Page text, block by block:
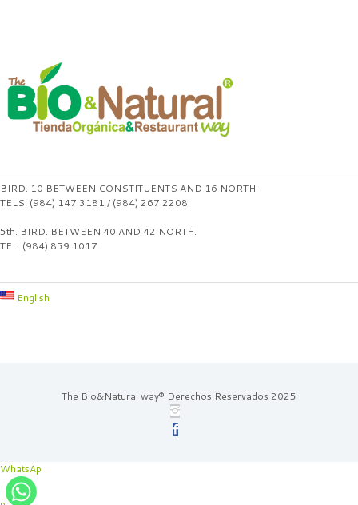
BIRD. 10 BETWEEN CONSTITUENTS AND 16 NORTH.
TELS: (984) 147 3181 / (984) 267 2208
5th. BIRD. BETWEEN 40 AND 42 NORTH.
TEL: (984) 859 1017
English
The Bio&Natural way® Derechos Reservados 2025
WhatsAp